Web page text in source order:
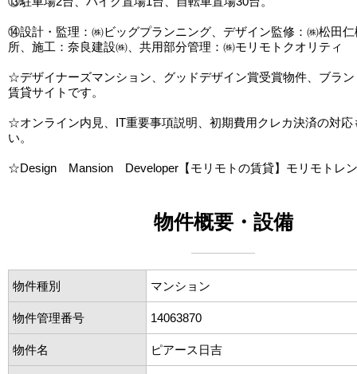
⑭設計・監理：㈱ビッグプランニング、デザイン監修：㈱松田
所、施工：奈良建設㈱、共用部分管理：㈱モリモトクオリティ
☆デザイナーズマンション、グッドデザイン賞受賞物件、ブラ
賃貸サイトです。
☆オンライン内見、IT重要事項説明、初期費用クレカ決済の対応
い。
☆Design Mansion Developer【モリモトの賃貸】モリモトレ
物件概要・設備
物件種別 マンション
物件管理番号 14063870
物件名 ピアース日吉